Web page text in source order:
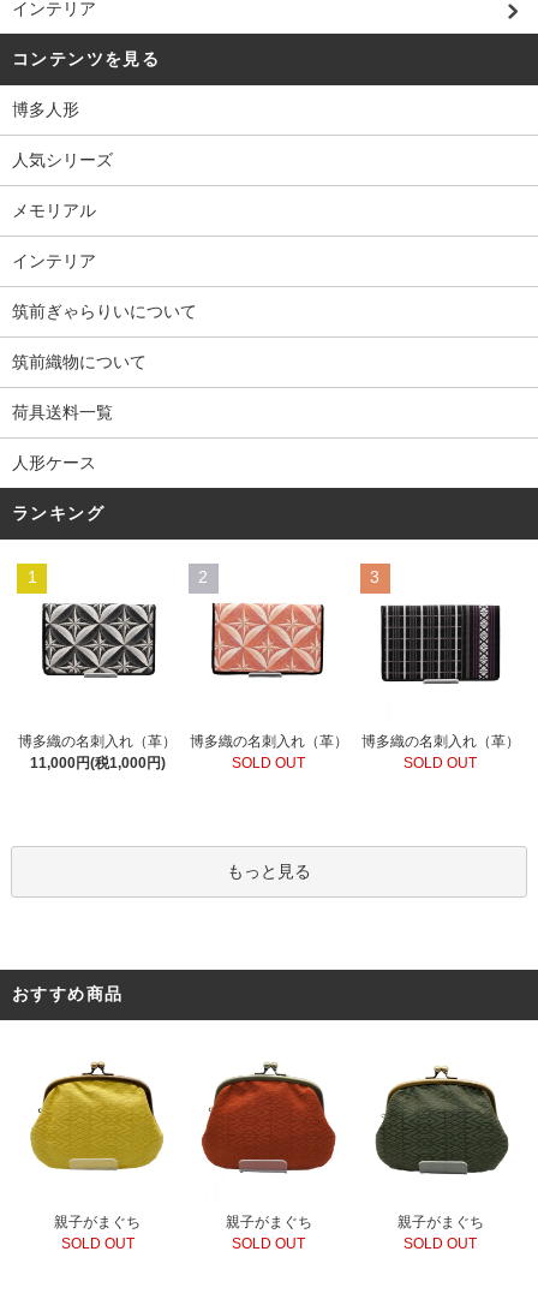
インテリア
コンテンツを見る
博多人形
人気シリーズ
メモリアル
インテリア
筑前ぎゃらりいについて
筑前織物について
荷具送料一覧
人形ケース
ランキング
1
博多織の名刺入れ（革）
11,000円(税1,000円)
2
博多織の名刺入れ（革）
SOLD OUT
3
博多織の名刺入れ（革）
SOLD OUT
もっと見る
おすすめ商品
親子がまぐち
SOLD OUT
親子がまぐち
SOLD OUT
親子がまぐち
SOLD OUT